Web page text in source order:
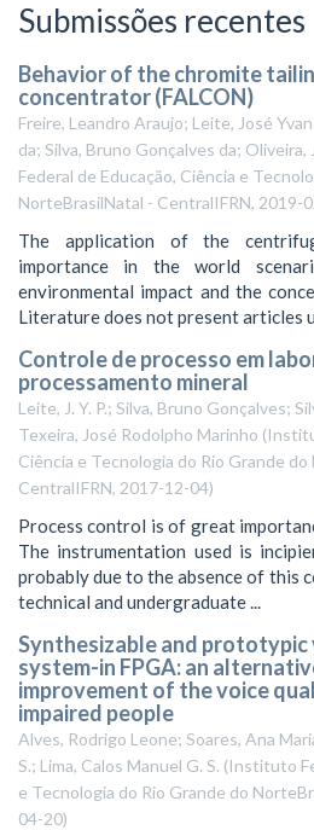
Submissões recentes
Behavior of the chromite
concentrator (FALCON)
Freire, Leandro Araujo; Leite, José
da; Silva, Bruno Gonçalves da; Oliveira,
Federal de Educação, Ciência e
NorteBrasilNatal - CentralIFRN, 2019-
The application of the
importance in the world
environmental impact and the
Literature does not present articles
Controle de processo em
processamento mineral
Leite, J. Y. P.; Silva, Bruno Gonçalves;
Texeira, José Rodolpho Marinho (
Ciência e Tecnologia do Rio Grande
CentralIFRN, 2017-12-04)
Process control is of great
The instrumentation used is
probably due to the absence of this
technical and undergraduate ...
Synthesizable and
system-in FPGA: an
improvement of the voice
impaired people
Alves, Rodrigo Leone; Soares, Ana
S.; Lima, Calos Manuel G. S. (Instituto
e Tecnologia do Rio Grande do
04-20)